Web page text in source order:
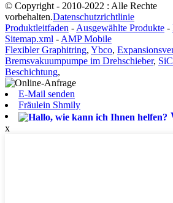
© Copyright - 2010-2022 : Alle Rechte
vorbehalten.Datenschutzrichtlinie
Produktleitfaden - Ausgewählte Produkte -
Sitemap.xml - AMP Mobile
Flexibler Graphitring, Ybco,
Bremsvakuumpumpe im Drehschieber,
Beschichtung,
E-Mail senden
Fräulein Shmily
x